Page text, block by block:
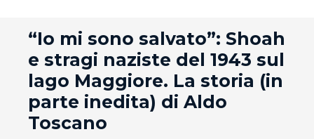
“Io mi sono salvato”: Shoah
e stragi naziste del 1943 sul
lago Maggiore. La storia (in
parte inedita) di Aldo
Toscano